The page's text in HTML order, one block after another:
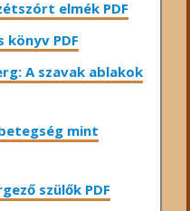
elmék PDF
könyv PDF
A szavak ablakok
mint
szülők PDF